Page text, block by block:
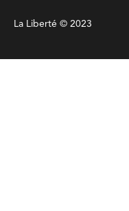
La Liberté © 2023